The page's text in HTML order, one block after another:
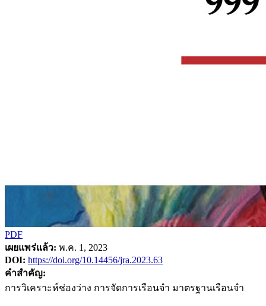
PDF
เผยแพร่แล้ว: พ.ค. 1, 2023
DOI: https://doi.org/10.14456/jra.2023.63
คำสำคัญ:
การวิเคราะห์ช่องว่าง การจัดการเรือนจำ มาตรฐานเรือนจำ